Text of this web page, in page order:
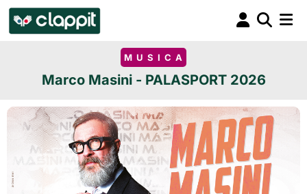
MUSICA
Marco Masini - PALASPORT 2026